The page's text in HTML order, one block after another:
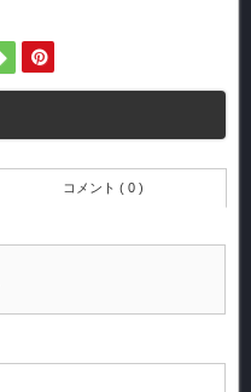
コメント ( 0 )